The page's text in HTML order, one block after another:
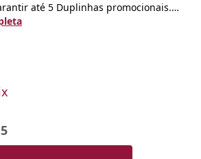
até 5 Duplinhas promocionais.
acesso a 10 Duplinhas!
Corporal com Rosa Mosqueta e